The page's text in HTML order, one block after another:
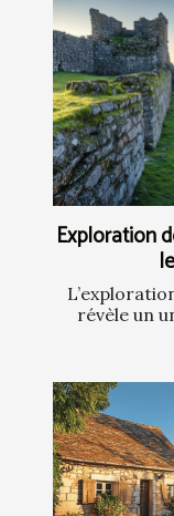
Exploration
révèle un